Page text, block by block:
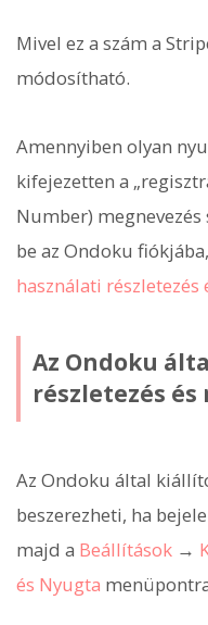
Mivel ez a szám a
módosítható.
Amennyiben olyan
kifejezetten a
Number)
be az Ondoku
használati részletezés
Az Ondoku
részletezés
Az Ondoku által
beszerezheti, ha
majd a Beállítások →
és Nyugta